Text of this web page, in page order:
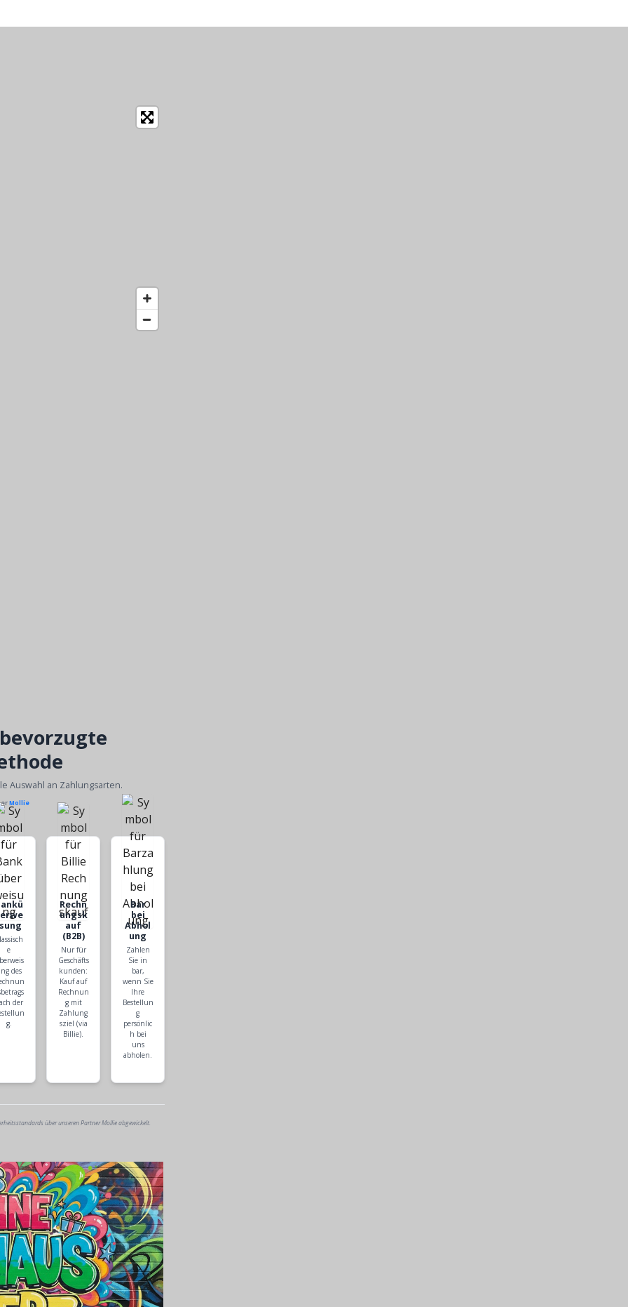
Auswahl an Zahlungsarten.
Mollie
e
des
der
g.
Rechn
ungsk
auf
(B2B)
Nur für
Geschäfts
kunden:
Kauf auf
Rechnun
g mit
Zahlung
sziel (via
Billie).
Bar
bei
Abhol
ung
Zahlen
Sie in
bar,
wenn Sie
Ihre
Bestellun
g
persönlic
h bei
uns
abholen.
über unseren Partner Mollie abgewickelt.